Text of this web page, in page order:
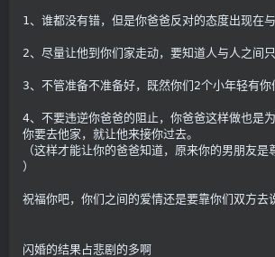
1、谁都没有错，但是你爸爸反对的态度出现在
2、尽量让他到你们家走动，要知道人与人之间
3、不管准备不准备好，既然你们2个小年轻有
4、不要违逆你爸爸的阻止，你爸爸这样做也是
你要去他家，就让他来接你过去。
（这样才能让你的爸爸知道，原来你的男朋友是
）
祝福你吧，你们之间的爱情还是要靠你们双方去
闪婚的结果占悲剧的多啊